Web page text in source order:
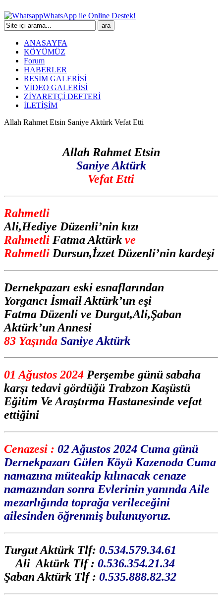
WhatsApp ile Online Destek!
ANASAYFA
KÖYÜMÜZ
Forum
HABERLER
RESİM GALERİSİ
VİDEO GALERİSİ
ZİYARETÇİ DEFTERİ
İLETİŞİM
Allah Rahmet Etsin Saniye Aktürk Vefat Etti
Allah Rahmet Etsin
Saniye Aktürk
Vefat Etti
Rahmetli
Ali,Hediye Düzenli’nin kızı
Rahmetli Fatma Aktürk ve
Rahmetli Dursun,İzzet Düzenli’nin kardeşi
Dernekpazarı eski esnaflarından
Yorgancı İsmail Aktürk’un eşi
Fatma Düzenli ve Durgut,Ali,Şaban
Aktürk’un Annesi
83 Yaşında Saniye Aktürk
01 Ağustos 2024 Perşembe günü sabaha
karşı tedavi gördüğü Trabzon Kaşüstü
Eğitim Ve Araştırma Hastanesinde vefat
ettiğini
Cenazesi : 02 Ağustos 2024 Cuma günü
Dernekpazarı Gülen Köyü Kazenoda Cuma
namazına müteakip kılınacak cenaze
namazından sonra Evlerinin yanında Aile
mezarlığında toprağa verileceğini
ailesinden öğrenmiş bulunuyoruz.
Turgut Aktürk Tlf: 0.534.579.34.61
Ali Aktürk Tlf : 0.536.354.21.34
Şaban Aktürk Tlf : 0.535.888.82.32